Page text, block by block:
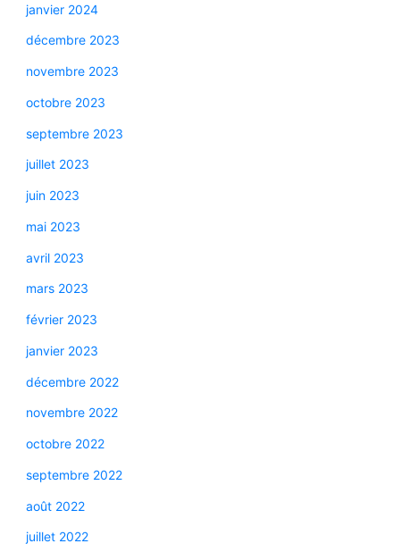
janvier 2024
décembre 2023
novembre 2023
octobre 2023
septembre 2023
juillet 2023
juin 2023
mai 2023
avril 2023
mars 2023
février 2023
janvier 2023
décembre 2022
novembre 2022
octobre 2022
septembre 2022
août 2022
juillet 2022